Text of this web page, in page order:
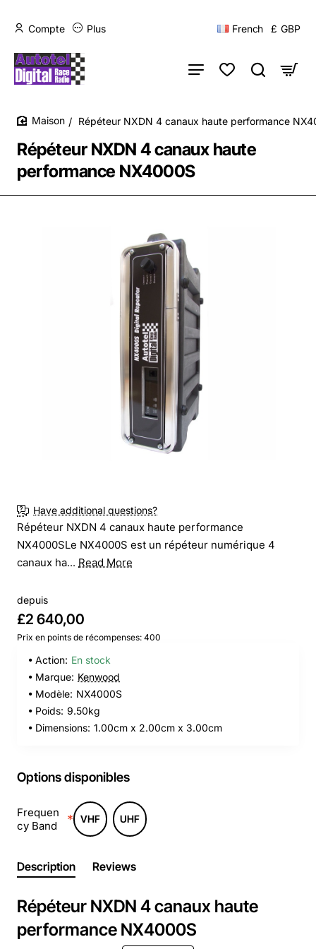
Compte Plus French £ GBP
Répéteur NXDN 4 canaux haute
performance NX4000S
Répéteur NXDN 4 canaux haute performance
Have additional questions?
Répéteur NXDN 4 canaux haute performance
NX4000SLe NX4000S est un répéteur numérique 4
canaux ha... Read More
depuis
£2 640,00
Prix en points de récompenses: 400
Action: En stock
Marque: Kenwood
Modèle: NX4000S
Poids: 9.50kg
Dimensions: 1.00cm x 2.00cm x 3.00cm
Options disponibles
Frequen
cy Band
VHF UHF
Description Reviews
Répéteur NXDN 4 canaux haute
performance NX4000S